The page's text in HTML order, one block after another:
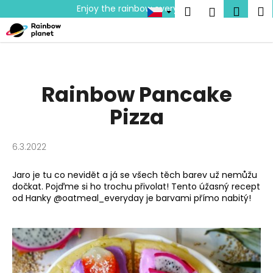
na
obsah
Enjoy the rainbow everyday!Hledat
Rainbow Pancake
Pizza
6.3.2022
Jaro je tu co nevidět a já se všech těch barev už nemůžu
dočkat. Pojďme si ho trochu přivolat! Tento úžasný recept
od Hanky @oatmeal_everyday je barvami přímo nabitý!
o
š Zpět
Zpět
ř
b
u
e
t
e